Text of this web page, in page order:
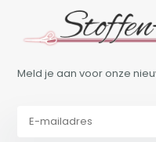
Meld je aan voor onze